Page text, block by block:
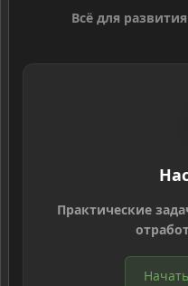
Всё для
Практические